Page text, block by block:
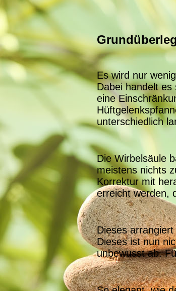
Es wird nur
Dabei handelt es
eine
unterschiedlich
Die Wirbelsäule
meistens nichts
Korrektur mit
erreicht werden,
Dieses
Dieses ist nun
unbewusst ab.